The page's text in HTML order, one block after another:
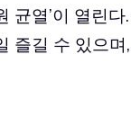
균열’이 열린다.
즐길 수 있으며,